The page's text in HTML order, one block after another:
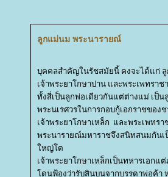
ลูกแม่นม พระนารายณ์
บุคคลสำคัญในรัชสมัยนี้ คงจะได้แก่ ลู
เจ้าพระยาโกษาปาน และพระเพทรา
ทั้งสี่เป็นลูกพ่อเดียวกันแต่ต่างแม่ เป็
พระนเรศวรในการกอบกู้เอกราชของ
เจ้าพระยาโกษาเหล็ก และพระเพทรา
พระนารายณ์มหาราชจึงสนิทสนมกันเ
หญ่โต
เจ้าพระยาโกษาเหล็กเป็นทหารเอก
ดนฟ้องว่ารับสินบนจากบรรดาพ่อค้า